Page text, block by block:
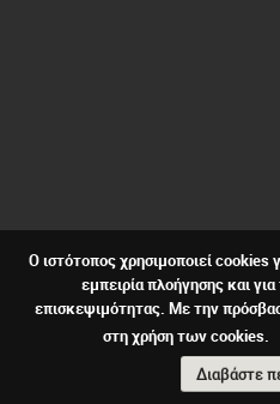
Ο ιστότοπος χρησιμοποιεί cookies
εμπειρία πλοήγησης και
επισκεψιμότητας. Με την
στη χρήση των cookies.
Διαβάστε